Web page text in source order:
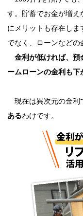
す。貯蓄でお金が増え
にメリットも存在し
でなく、ローンなどの
金利が低ければ、預
ームローンの金利も下
現在は異次元の金利
あるわけです。